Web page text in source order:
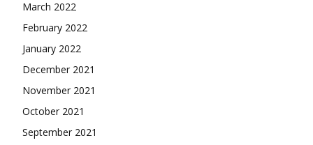
March 2022
February 2022
January 2022
December 2021
November 2021
October 2021
September 2021